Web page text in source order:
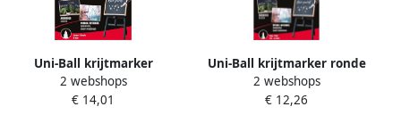
Uni-Ball krijtmarker
beitelvormige punt 8 mm
etui met 3 stuks assorti
2 webshops
€ 14,01
Uni-Ball krijtmarker ronde
punt van 0 9-1 3 mm etui
van 4 stuks assorti
2 webshops
€ 12,26